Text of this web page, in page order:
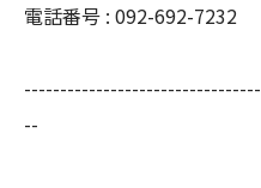
電話番号 : 092-692-7232
--